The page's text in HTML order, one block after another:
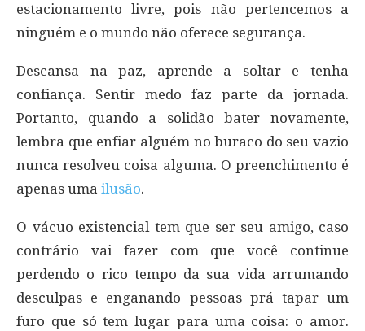
estacionamento livre, pois não pertencemos a
ninguém e o mundo não oferece segurança.
Descansa na paz, aprende a soltar e tenha
confiança. Sentir medo faz parte da jornada.
Portanto, quando a solidão bater novamente,
lembra que enfiar alguém no buraco do seu vazio
nunca resolveu coisa alguma. O preenchimento é
apenas uma ilusão.
O vácuo existencial tem que ser seu amigo, caso
contrário vai fazer com que você continue
perdendo o rico tempo da sua vida arrumando
desculpas e enganando pessoas prá tapar um
furo que só tem lugar para uma coisa: o amor.